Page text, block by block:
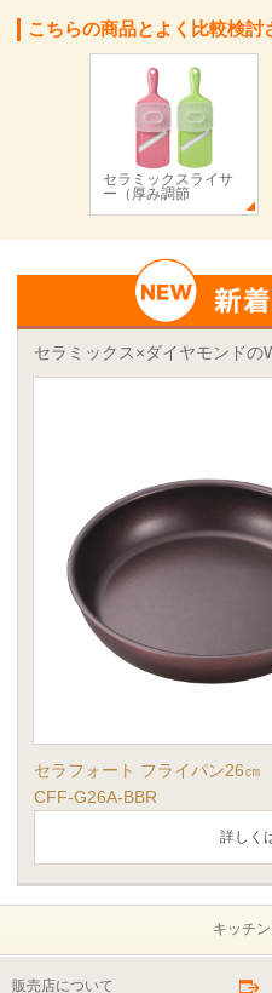
こちらの商品とよく比較検討
セラミックスライサ
ー（厚み調節
セラミックス×ダイヤモンドの
セラフォート フライパン26㎝
CFF-G26A-BBR
詳しく
キッチ
販売店について